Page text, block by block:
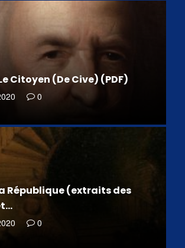
Citoyen (De Cive) (PDF)
0
République (extraits des
0